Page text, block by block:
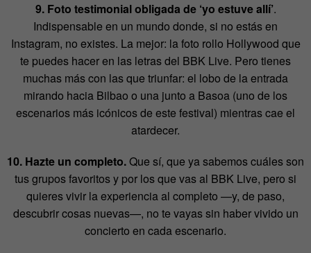
9. Foto testimonial obligada de ‘yo estuve allí’.
Indispensable en un mundo donde, si no estás en
Instagram, no existes. La mejor: la foto rollo Hollywood que
te puedes hacer en las letras del BBK Live. Pero tienes
muchas más con las que triunfar: el lobo de la entrada
mirando hacia Bilbao o una junto a Basoa (uno de los
escenarios más icónicos de este festival) mientras cae el
atardecer.
10. Hazte un completo.Que sí, que ya sabemos cuáles son
tus grupos favoritos y por los que vas al BBK Live, pero si
quieres vivir la experiencia al completo —y, de paso,
descubrir cosas nuevas—, no te vayas sin haber vivido un
concierto en cada escenario.